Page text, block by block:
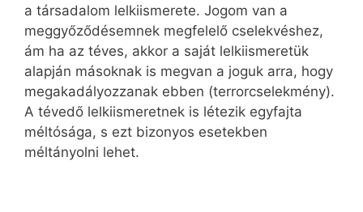
a társadalom lelkiismerete. Jogom van a
meggyőződésemnek megfelelő cselekvéshez,
ám ha az téves, akkor a saját lelkiismeretük
alapján másoknak is megvan a joguk arra, hogy
megakadályozzanak ebben (terrorcselekmény).
A tévedő lelkiismeretnek is létezik egyfajta
méltósága, s ezt bizonyos esetekben
méltányolni lehet.